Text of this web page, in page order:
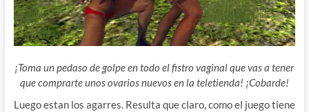
¡Toma un pedaso de golpe en todo el fistro vaginal que vas a tener
que comprarte unos ovarios nuevos en la teletienda! ¡Cobarde!
Luego estan los agarres. Resulta que claro, como el juego tiene